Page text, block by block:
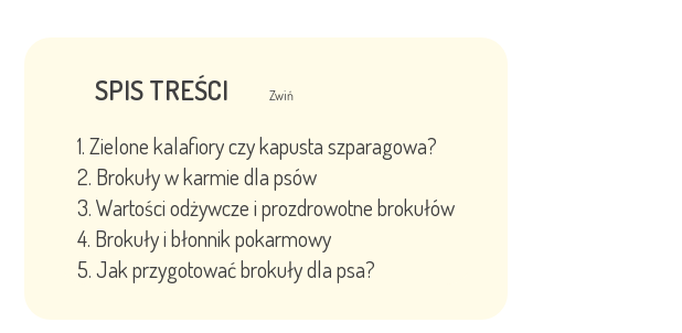
SPIS TREŚCI Zwiń
Zielone kalafiory czy kapusta szparagowa?
Brokuły w karmie dla psów
Wartości odżywcze i prozdrowotne brokułów
Brokuły i błonnik pokarmowy
Jak przygotować brokuły dla psa?